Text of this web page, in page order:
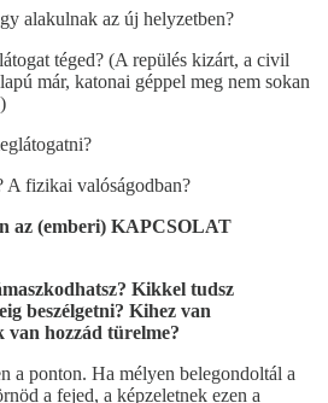
alakulnak az új helyzetben?
téged? (A repülés kizárt, a civil
már, katonai géppel meg nem sokan
A fizikai valóságodban?
az (emberi) KAPCSOLAT
Kikkel tudsz
beszélgetni? Kihez van
van hozzád türelme?
a ponton. Ha mélyen belegondoltál a
a fejed, a képzeletnek ezen a